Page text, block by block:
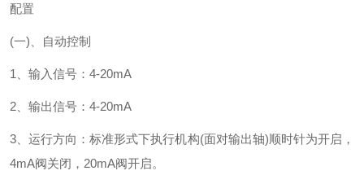
配置
(一)、自动控制
1、输入信号：4-20mA
2、输出信号：4-20mA
3、运行方向：标准形式下执行机构(面对输出轴)顺时针为开启，
4mA阀关闭，20mA阀开启。